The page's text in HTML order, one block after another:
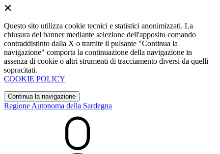
Questo sito utilizza cookie tecnici e statistici anonimizzati. La
chiusura del banner mediante selezione dell'apposito comando
contraddistinto dalla X o tramite il pulsante "Continua la
navigazione" comporta la continuazione della navigazione in
assenza di cookie o altri strumenti di tracciamento diversi da quelli
sopracitati.
COOKIE POLICY
Continua la navigazione
Regione Autonoma della Sardegna